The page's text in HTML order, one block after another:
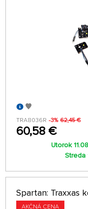
TRA8036R -3% 62,45 €
60,58 €
Utorok
Streda
Spartan: Traxxas
AKČNÁ CENA